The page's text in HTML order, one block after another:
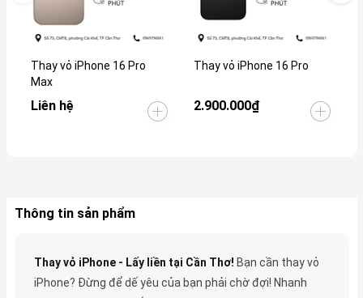
Thay vỏ iPhone 16 Pro
Max
Liên hệ
Thay vỏ iPhone 16 Pro
2.900.000₫
Thông tin sản phẩm
Thay vỏ iPhone - Lấy liền tại Cần Thơ! Bạn cần thay vỏ
iPhone? Đừng để dế yêu của bạn phải chờ đợi! Nhanh